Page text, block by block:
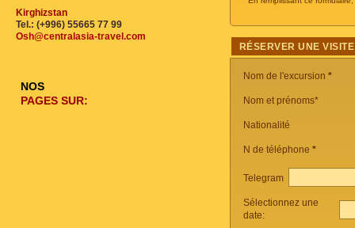
RÉSERVER UNE
Nom de l'excursion *
Nom et prénoms*
Nationalité
N de téléphone *
Telegram
Sélectionnez une
date:
Kirghizstan
Tel.: (+996) 55665 77 99
Osh@centralasia-travel.com
NOS
PAGES SUR: